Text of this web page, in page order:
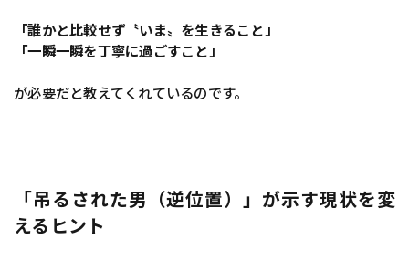
「誰かと比較せず〝いま〟を生きること」
「一瞬一瞬を丁寧に過ごすこと」
が必要だと教えてくれているのです。
「吊るされた男（逆位置）」が示す現状を変
えるヒント